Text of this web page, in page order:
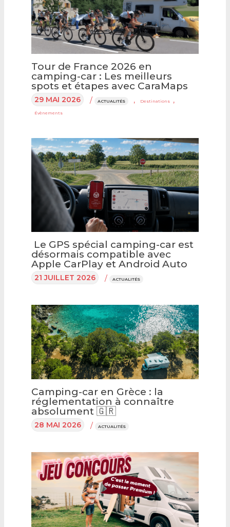
Tour de France 2026 en
camping-car : Les meilleurs
spots et étapes avec CaraMaps
29 MAI 2026 / ACTUALITÉS , Destinations ,
Évènements
Le GPS spécial camping-car est
désormais compatible avec
Apple CarPlay et Android Auto
21 JUILLET 2026 / ACTUALITÉS
Camping-car en Grèce : la
réglementation à connaître
absolument 🇬🇷
28 MAI 2026 / ACTUALITÉS